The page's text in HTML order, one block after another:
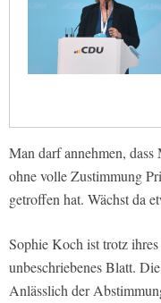
Man darf annehmen, dass
ohne volle Zustimmung
getroffen hat. Wächst da
Sophie Koch ist trotz
unbeschriebenes Blatt.
Anlässlich der